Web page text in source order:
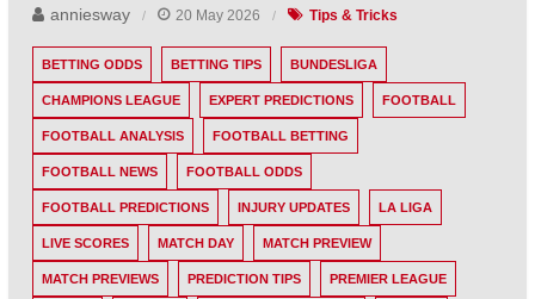
anniesway 20 May 2026 Tips & Tricks
BETTING ODDS BETTING TIPS BUNDESLIGA
CHAMPIONS LEAGUE EXPERT PREDICTIONS FOOTBALL
FOOTBALL ANALYSIS FOOTBALL BETTING
FOOTBALL NEWS FOOTBALL ODDS
FOOTBALL PREDICTIONS INJURY UPDATES LA LIGA
LIVE SCORES MATCH DAY MATCH PREVIEW
MATCH PREVIEWS PREDICTION TIPS PREMIER LEAGUE